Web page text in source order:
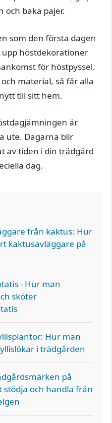
och baka pajer.
som den första dagen
höstdekorationer
för höstpyssel.
material, så får alla
till sitt hem.
är
ute. Dagarna blir
av tiden i din trädgård
dag.
från kaktus: Hur
kaktusavläggare på
- Hur man
sköter
Hur man
i trädgården
på
stödja och handla från